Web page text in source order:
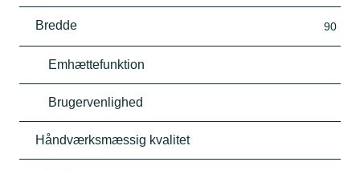
Bredde 90
Emhættefunktion
Brugervenlighed
Håndværksmæssig kvalitet